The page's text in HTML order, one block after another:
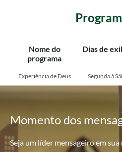
Nome do
programa
Dias de
Experiência de Deus Segunda à
Momentodos
Seja um líder mensageiro em sua